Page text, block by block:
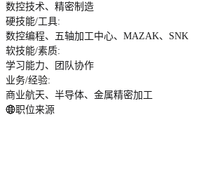
数控技术、精密制造
硬技能/工具:
数控编程、五轴加工中心、MAZAK、SNK
软技能/素质:
学习能力、团队协作
业务/经验:
商业航天、半导体、金属精密加工
职位来源